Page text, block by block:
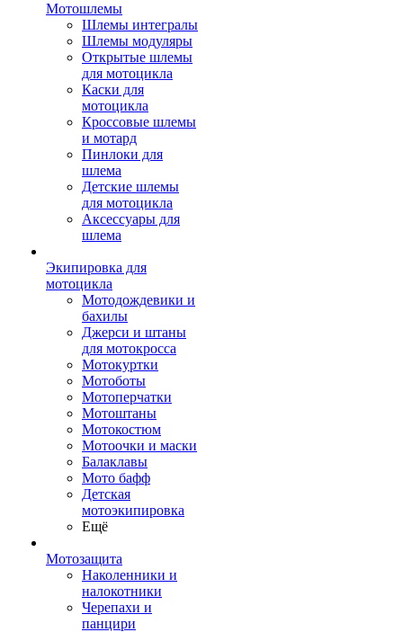
Мотошлемы
Шлемы интегралы
Шлемы модуляры
Открытые шлемы
для мотоцикла
Каски для
мотоцикла
Кроссовые шлемы
и мотард
Пинлоки для
шлема
Детские шлемы
для мотоцикла
Аксессуары для
шлема
Экипировка для
мотоцикла
Мотодождевики и
бахилы
Джерси и штаны
для мотокросса
Мотокуртки
Мотоботы
Мотоперчатки
Мотоштаны
Мотокостюм
Мотоочки и маски
Балаклавы
Мото бафф
Детская
мотоэкипировка
Ещё
Мотозащита
Наколенники и
налокотники
Черепахи и
панцири